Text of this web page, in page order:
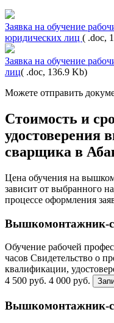
Заявка на обучение
юридических лиц ( .doc,
Заявка на обучение
лиц( .doc, 136.9 Kb)
Можете отправить
Стоимость и
сварщика в
Цена обучения на
зависит от выбранного
процессе оформления
Вышкомонтажник-
Обучение рабочей
часов Свидетельство о
квалификации,
4 500 руб. 4 000 руб.
Вышкомонтажник-